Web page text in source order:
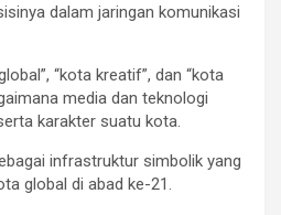
dalam jaringan komunikasi
“kota kreatif”, dan “kota
media dan teknologi
karakter suatu kota.
infrastruktur simbolik yang
global di abad ke-21.